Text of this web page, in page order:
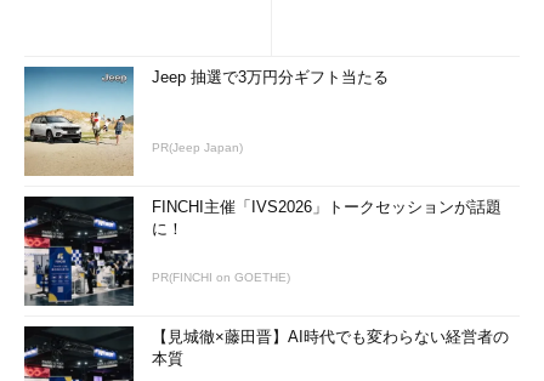
Jeep 抽選で3万円分ギフト当たる
PR(Jeep Japan)
FINCHI主催「IVS2026」トークセッションが話題
に！
PR(FINCHI on GOETHE)
【見城徹×藤田晋】AI時代でも変わらない経営者の
本質